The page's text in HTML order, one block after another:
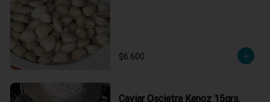
$6.600
Caviar Oscietra Kenoz 15grs.